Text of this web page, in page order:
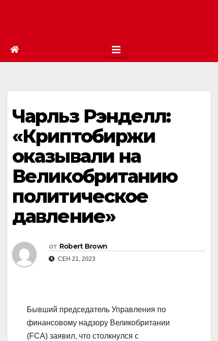
Чарльз Рэнделл:
«Криптобиржи
оказывали на
Великобританию
политическое
давление»
от Robert Brown
СЕН 21, 2023
Бывший председатель Управления по
финансовому надзору Великобритании
(FCA) заявил, что столкнулся с